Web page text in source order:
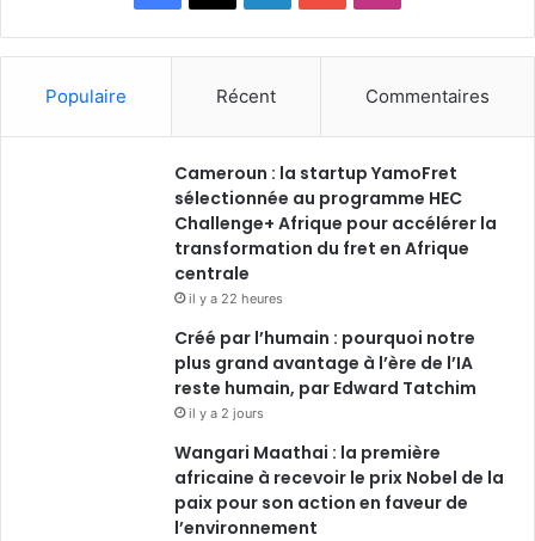
a
b
o
o
i
e
d
o
u
b
n
a
g
m
Populaire Récent Commentaires
Cameroun : la startup YamoFret
sélectionnée au programme HEC
Challenge+ Afrique pour accélérer la
transformation du fret en Afrique
centrale
il y a 22 heures
Créé par l’humain : pourquoi notre
plus grand avantage à l’ère de l’IA
reste humain, par Edward Tatchim
il y a 2 jours
Wangari Maathai : la première
africaine à recevoir le prix Nobel de la
paix pour son action en faveur de
l’environnement